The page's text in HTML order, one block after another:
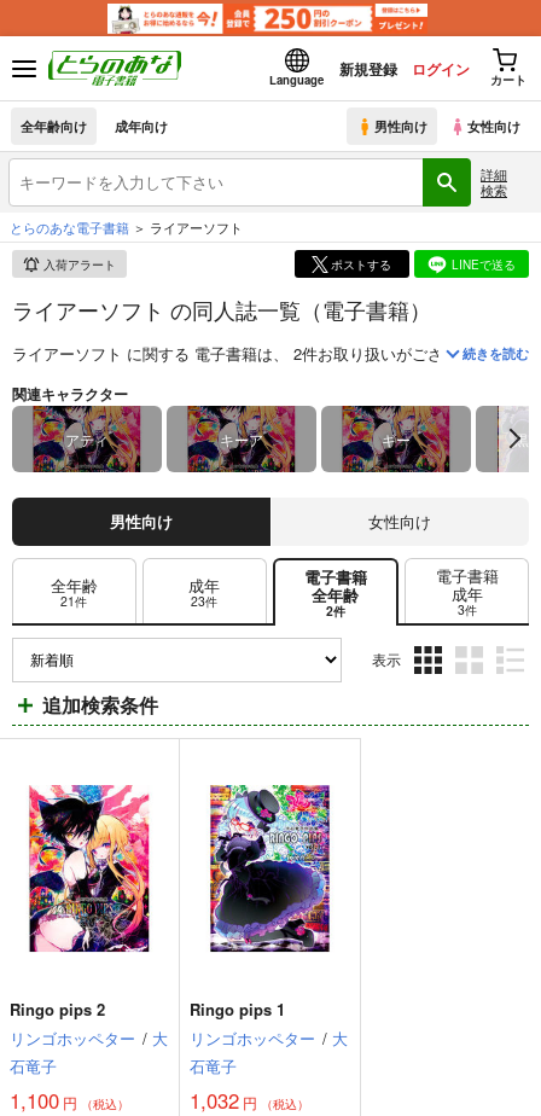
Language
新規登録 ログイン
カート
全年齢向け 成年向け 男性向け 女性向け
詳細
検索
とらのあな電子書籍 ライアーソフト
入荷アラート ポストする LINEで送る
ライアーソフト の同人誌一覧（電子書籍）
ライアーソフト に関する 電子書籍は、 2件お取り扱いがございます。「
続きを読む
関連キャラクター
アティ キーア ギー 黒
男性向け 女性向け
全年齢
21件
成年
23件
電子書籍
全年齢
2件
電子書籍
成年
3件
表示
ム
ム
ム
追加検索条件
Ringo pips 2
リンゴホッペター / 大
石竜子
1,100 円 （税込）
Ringo pips 1
リンゴホッペター / 大
石竜子
1,032 円 （税込）